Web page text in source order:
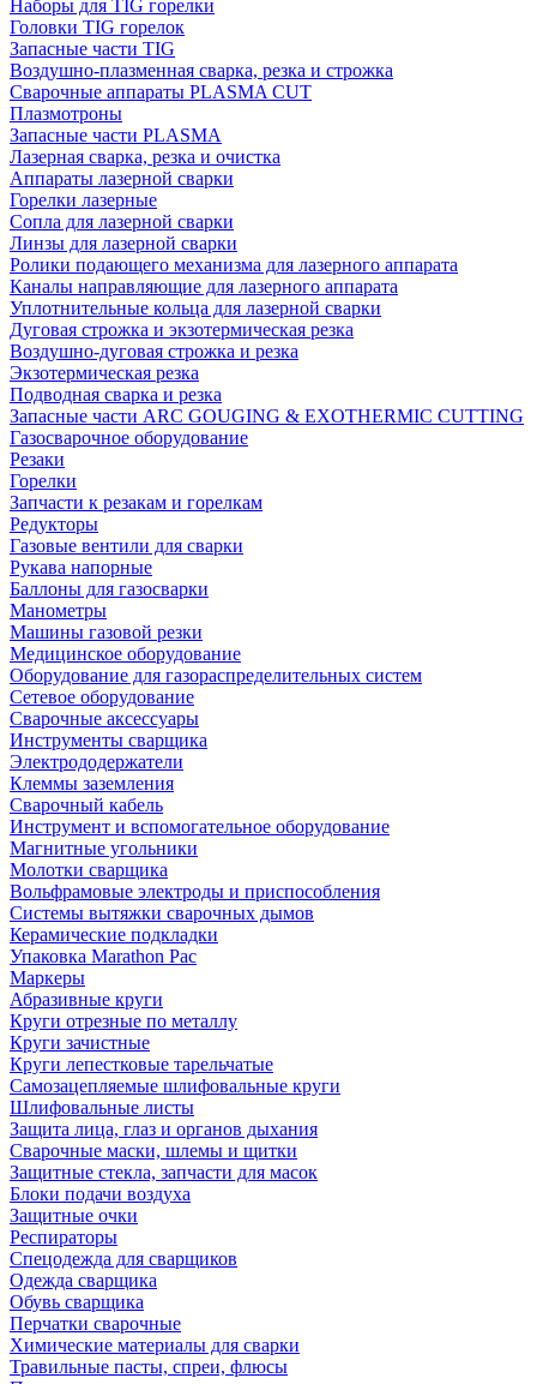
Наборы для TIG горелки
Головки TIG горелок
Запасные части TIG
Воздушно-плазменная сварка, резка и строжка
Сварочные аппараты PLASMA CUT
Плазмотроны
Запасные части PLASMA
Лазерная сварка, резка и очистка
Аппараты лазерной сварки
Горелки лазерные
Сопла для лазерной сварки
Линзы для лазерной сварки
Ролики подающего механизма для лазерного аппарата
Каналы направляющие для лазерного аппарата
Уплотнительные кольца для лазерной сварки
Дуговая строжка и экзотермическая резка
Воздушно-дуговая строжка и резка
Экзотермическая резка
Подводная сварка и резка
Запасные части ARC GOUGING & EXOTHERMIC CUTTING
Газосварочное оборудование
Резаки
Горелки
Запчасти к резакам и горелкам
Редукторы
Газовые вентили для сварки
Рукава напорные
Баллоны для газосварки
Манометры
Машины газовой резки
Медицинское оборудование
Оборудование для газораспределительных систем
Сетевое оборудование
Сварочные аксессуары
Инструменты сварщика
Электрододержатели
Клеммы заземления
Сварочный кабель
Инструмент и вспомогательное оборудование
Магнитные угольники
Молотки сварщика
Вольфрамовые электроды и приспособления
Системы вытяжки сварочных дымов
Керамические подкладки
Упаковка Marathon Pac
Маркеры
Абразивные круги
Круги отрезные по металлу
Круги зачистные
Круги лепестковые тарельчатые
Самозацепляемые шлифовальные круги
Шлифовальные листы
Защита лица, глаз и органов дыхания
Сварочные маски, шлемы и щитки
Защитные стекла, запчасти для масок
Блоки подачи воздуха
Защитные очки
Респираторы
Спецодежда для сварщиков
Одежда сварщика
Обувь сварщика
Перчатки сварочные
Химические материалы для сварки
Травильные пасты, спреи, флюсы